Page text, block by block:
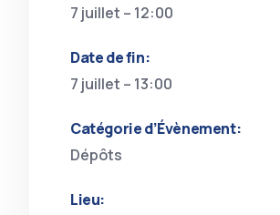
7 juillet – 12:00
Date de fin:
7 juillet – 13:00
Catégorie d’Évènement:
Dépôts
Lieu: